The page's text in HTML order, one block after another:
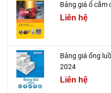
Bảng giá ổ cắm
Liên hệ
Bảng giá ống
2024
Liên hệ